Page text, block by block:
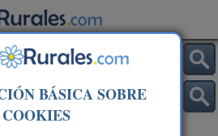
BÁSICA SOBRE
COOKIES